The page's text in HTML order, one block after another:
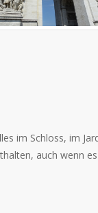
im Schloss, im
auch wenn